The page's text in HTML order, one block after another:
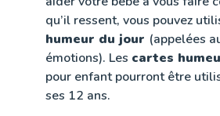
qu’il ressent, vous pouvez
humeur du jour (appelées
émotions). Les cartes
pour enfant pourront être
ses 12 ans.